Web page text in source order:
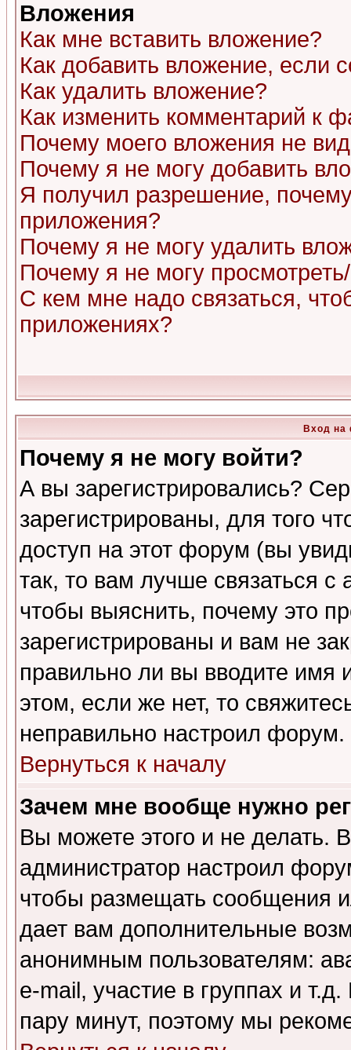
Вложения
Как мне вставить вложение?
Как добавить вложение, если
Как удалить вложение?
Как изменить комментарий к
Почему моего вложения не
Почему я не могу добавить
Я получил разрешение,
приложения?
Почему я не могу удалить
Почему я не могу
С кем мне надо связаться,
приложениях?
Вход на
Почему я не могу войти?
А вы зарегистрировались?
зарегистрированы, для того
доступ на этот форум (вы
так, то вам лучше связаться
чтобы выяснить, почему это
зарегистрированы и вам не
правильно ли вы вводите
этом, если же нет, то
неправильно настроил форум.
Вернуться к началу
Зачем мне вообще нужно
Вы можете этого и не делать.
администратор настроил
чтобы размещать сообщения
дает вам дополнительные
анонимным пользователям:
e-mail, участие в группах и
пару минут, поэтому мы